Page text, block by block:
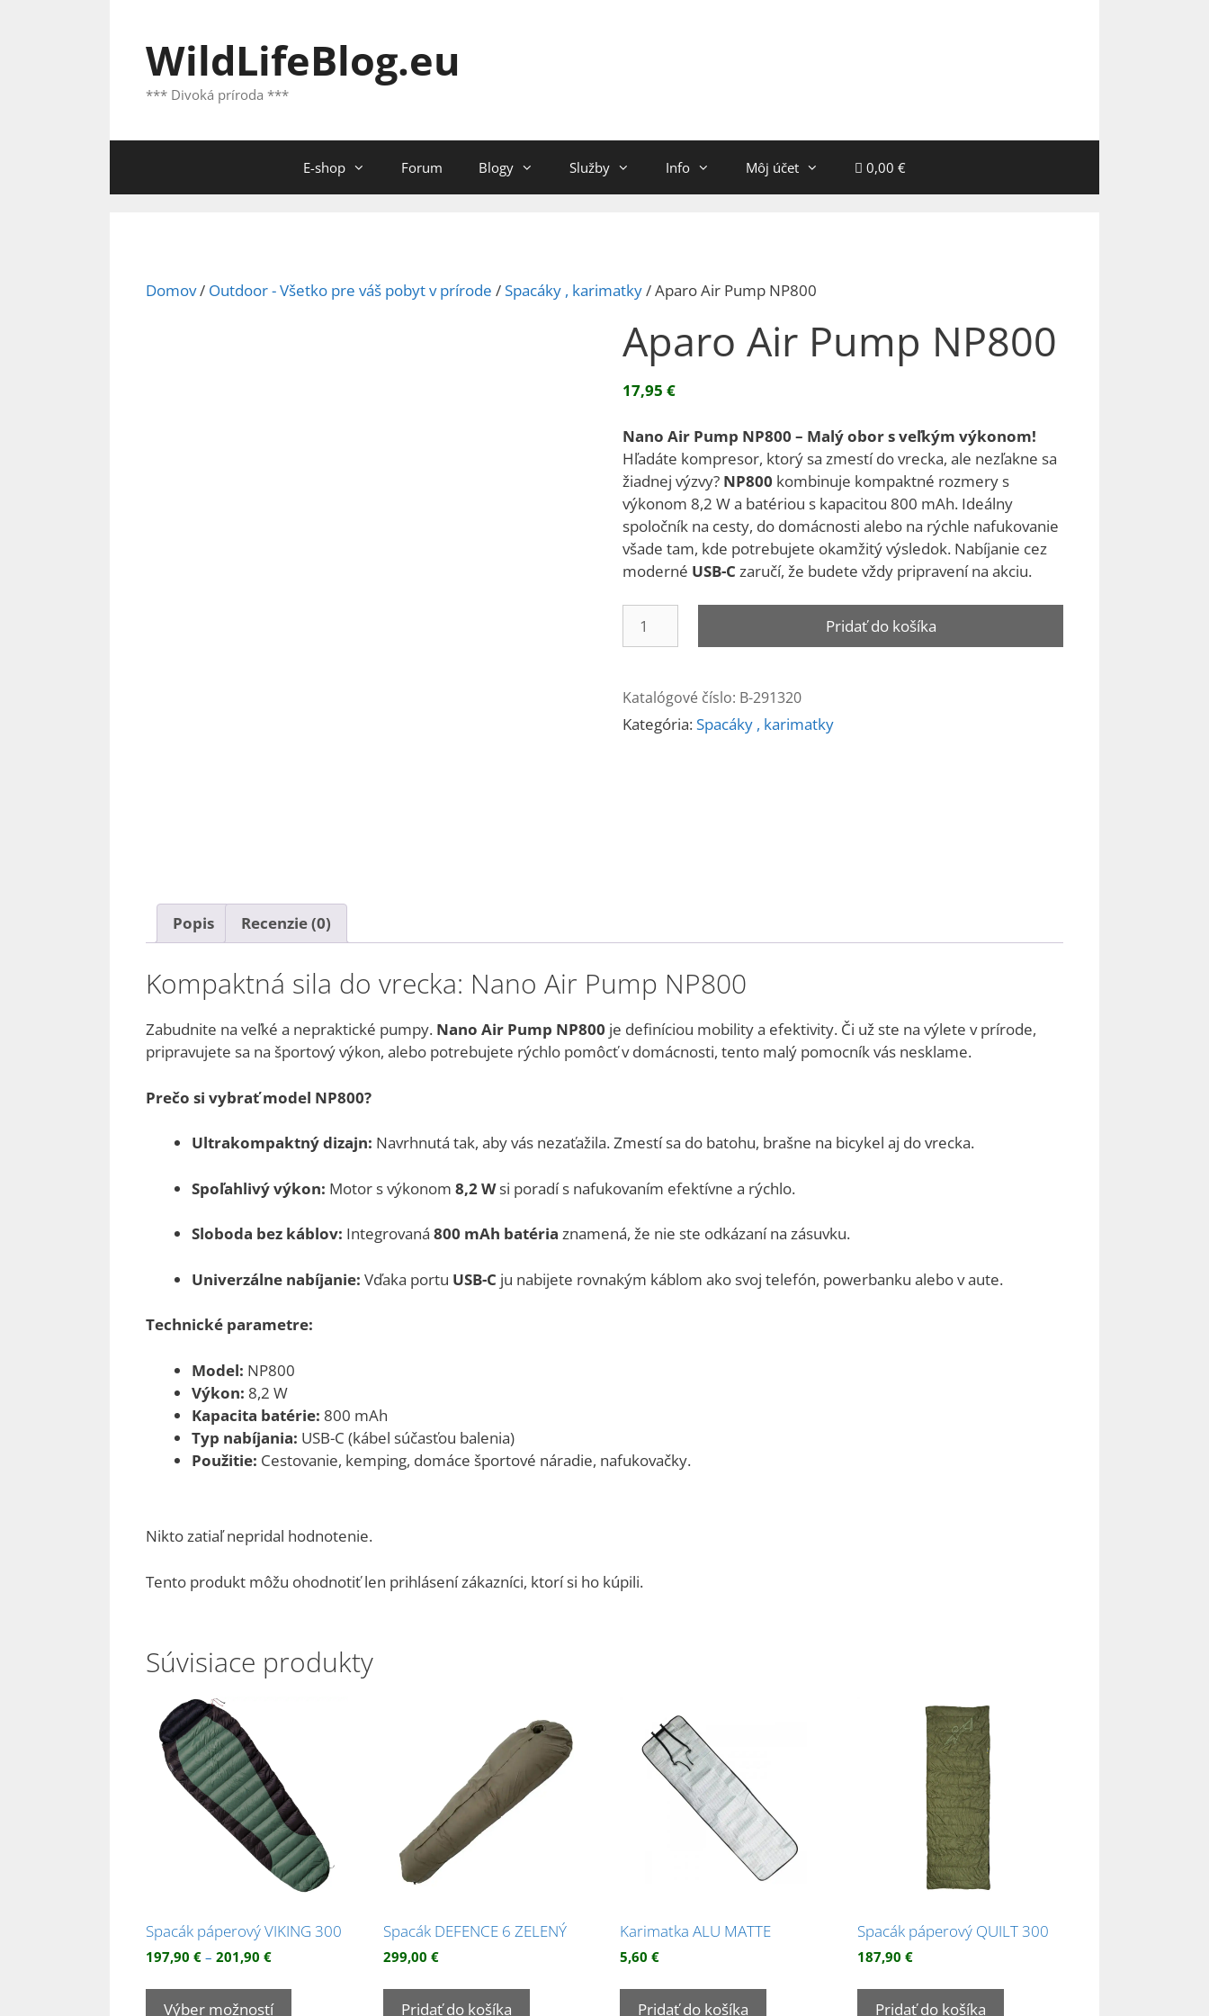
WildLifeBlog.eu
*** Divoká príroda ***
E-shop Forum Blogy Služby Info Môj účet 0,00 €
Domov/ Outdoor - Všetko pre váš pobyt v prírode /Spacáky , karimatky/ Aparo Air Pump NP800
Aparo Air Pump NP800
17,95€
Nano Air Pump NP800 – Malý obor s veľkým výkonom!
Hľadáte kompresor, ktorý sa zmestí do vrecka, ale nezľakne sa
žiadnej výzvy? NP800 kombinuje kompaktné rozmery s
výkonom 8,2 W a batériou s kapacitou 800 mAh. Ideálny
spoločník na cesty, do domácnosti alebo na rýchle nafukovanie
všade tam, kde potrebujete okamžitý výsledok. Nabíjanie cez
moderné USB-C zaručí, že budete vždy pripravení na akciu.
Aparo
NP800
Pridať do košíka
Katalógové číslo: B-291320
Kategória:Spacáky , karimatky
Popis Recenzie (0)
Kompaktná sila do vrecka: Nano Air Pump NP800
Zabudnite na veľké a nepraktické pumpy. Nano Air Pump NP800 je definíciou mobility a efektivity. Či už ste na výlete v prírode,
pripravujete sa na športový výkon, alebo potrebujete rýchlo pomôcť v domácnosti, tento malý pomocník vás nesklame.
Prečo si vybrať model NP800?
Ultrakompaktný dizajn: Navrhnutá tak, aby vás nezaťažila. Zmestí sa do batohu, brašne na bicykel aj do vrecka.
Spoľahlivý výkon: Motor s výkonom 8,2 Wsi poradí s nafukovaním efektívne a rýchlo.
Sloboda bez káblov: Integrovaná 800 mAh batéria znamená, že nie ste odkázaní na zásuvku.
Univerzálne nabíjanie: Vďaka portu USB-C ju nabijete rovnakým káblom ako svoj telefón, powerbanku alebo v aute.
Technické parametre:
Model: NP800
Výkon: 8,2 W
Kapacita batérie: 800 mAh
Typ nabíjania: USB-C (kábel súčasťou balenia)
Použitie: Cestovanie, kemping, domáce športové náradie, nafukovačky.
Nikto zatiaľ nepridal hodnotenie.
Tento produkt môžu ohodnotiť len prihlásení zákazníci, ktorí si ho kúpili.
Súvisiace produkty
Spacák páperový VIKING 300
197,90 € – 201,90 €Price
197,90 €
Výber možností
Tento
Spacák DEFENCE 6 ZELENÝ
299,00 €
Pridať do košíka
Karimatka ALU MATTE
5,60€
Pridať do košíka
Spacák páperový QUILT 300
187,90 €
Pridať do košíka